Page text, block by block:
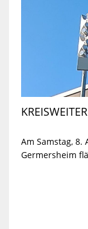
Am Samstag,
Germersheim